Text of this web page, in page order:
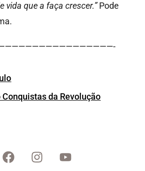
vida que a faça crescer.”Pode
da Revolução